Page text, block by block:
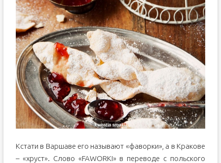
Кстати в Варшаве его называют «фаворки», а в Кракове
– «хруст». Слово «FAWORKI» в переводе с польского